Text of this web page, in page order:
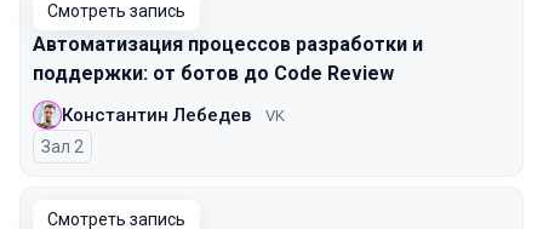
Смотреть запись
Автоматизация процессов разработки и
поддержки: от ботов до Code Review
Константин Лебедев VK
Зал 2
Смотреть запись